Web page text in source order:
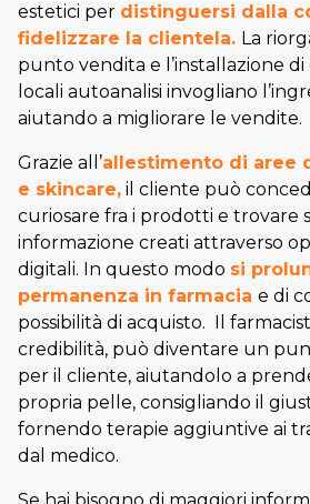
estetici per distinguersi dalla
fidelizzare la clientela. La
punto vendita e l’installazione
locali autoanalisi invogliano
aiutando a migliorare le vendite.
Grazie all’allestimento di aree
e skincare, il cliente può
curiosare fra i prodotti e trovare
informazione creati attraverso
digitali. In questo modo si
permanenza in farmacia e di
possibilità di acquisto. Il
credibilità, può diventare un
per il cliente, aiutandolo a
propria pelle, consigliando il
fornendo terapie aggiuntive ai
dal medico.